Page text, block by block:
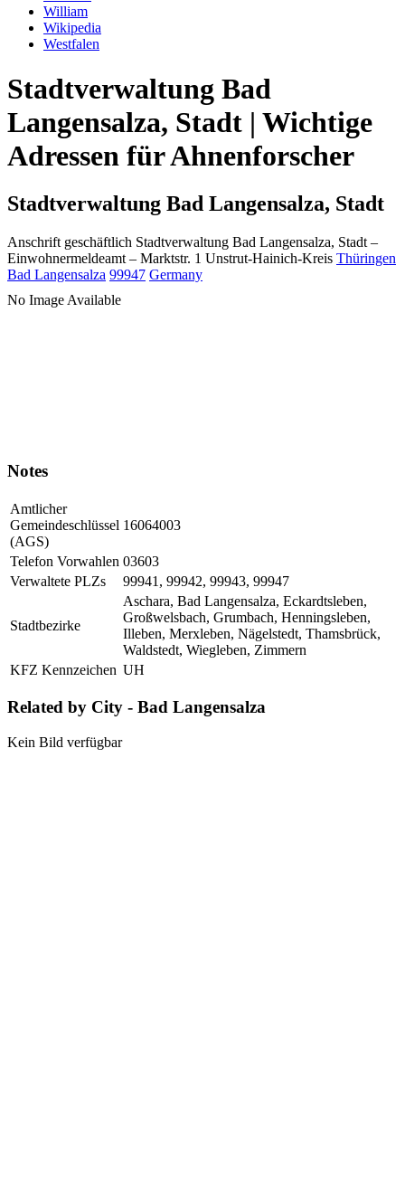
William
Wikipedia
Westfalen
Stadtverwaltung Bad
Langensalza, Stadt | Wichtige
Adressen für Ahnenforscher
Stadtverwaltung Bad Langensalza, Stadt
Anschrift geschäftlich Stadtverwaltung Bad Langensalza, Stadt –
Einwohnermeldeamt – Marktstr. 1 Unstrut-Hainich-Kreis Thüringen
Bad Langensalza 99947 Germany
No Image Available
Notes
Amtlicher
Gemeindeschlüssel
(AGS)
16064003
Telefon Vorwahlen 03603
Verwaltete PLZs
99941, 99942, 99943, 99947
Stadtbezirke
Aschara, Bad Langensalza, Eckardtsleben,
Großwelsbach, Grumbach, Henningsleben,
Illeben, Merxleben, Nägelstedt, Thamsbrück,
Waldstedt, Wiegleben, Zimmern
KFZ Kennzeichen UH
Related by City - Bad Langensalza
Kein Bild verfügbar